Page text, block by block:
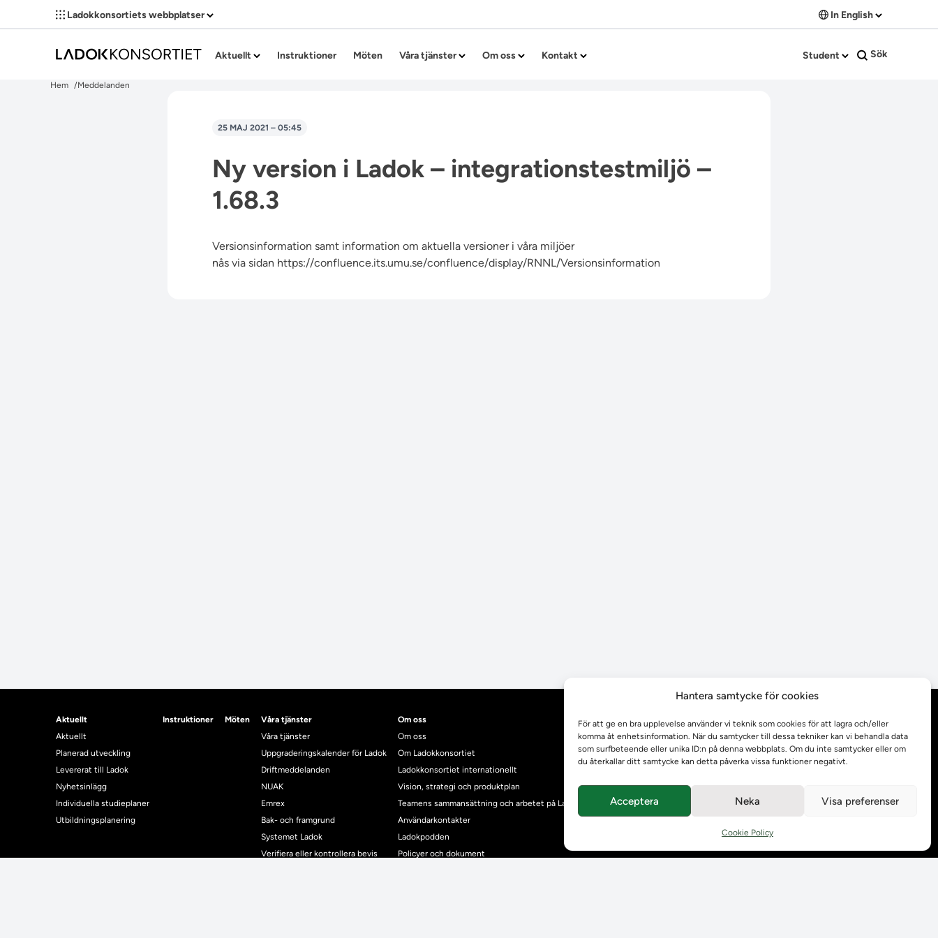
Hantera samtycke för cookies
För att ge en bra upplevelse använder vi teknik som cookies för att lagra och/eller
komma åt enhetsinformation. När du samtycker till dessa tekniker kan vi behandla data
som surfbeteende eller unika ID:n på denna webbplats. Om du inte samtycker eller om
du återkallar ditt samtycke kan detta påverka vissa funktioner negativt.
Acceptera Neka Visa preferenser
Cookie Policy
Ladokkonsortiets webbplatser In English
Aktuellt Instruktioner Möten Våra tjänster Om oss Kontakt Student Sök
Hem Meddelanden
25 MAJ 2021 – 05:45
Ny version i Ladok – integrationstestmiljö –
1.68.3
Versionsinformation samt information om aktuella versioner i våra miljöer
nås via sidan https://confluence.its.umu.se/confluence/display/RNNL/Versionsinformation
Aktuellt
Aktuellt
Planerad utveckling
Levererat till Ladok
Nyhetsinlägg
Individuella studieplaner
Utbildningsplanering
Instruktioner Möten
Våra tjänster
Våra tjänster
Uppgraderingskalender för Ladok
Driftmeddelanden
NUAK
Emrex
Bak- och framgrund
Systemet Ladok
Verifiera eller kontrollera bevis
Om oss
Om oss
Om Ladokkonsortiet
Ladokkonsortiet internationellt
Vision, strategi och produktplan
Teamens sammansättning och arbetet på Ladokkonsortiet
Användarkontakter
Ladokpodden
Policyer och dokument
Behandling av
personuppgifter
Prenumerera på våra